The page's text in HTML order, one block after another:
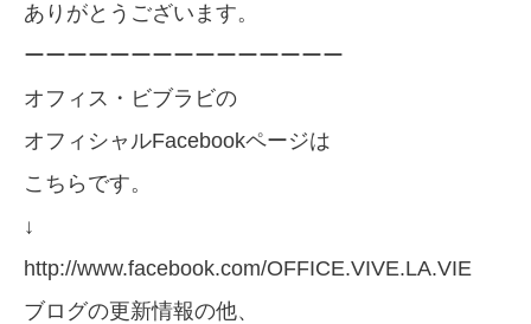
ありがとうございます。
ーーーーーーーーーーーーーーー
オフィス・ビブラビの
オフィシャルFacebookページは
こちらです。
↓
http://www.facebook.com/OFFICE.VIVE.LA.VIE
ブログの更新情報の他、